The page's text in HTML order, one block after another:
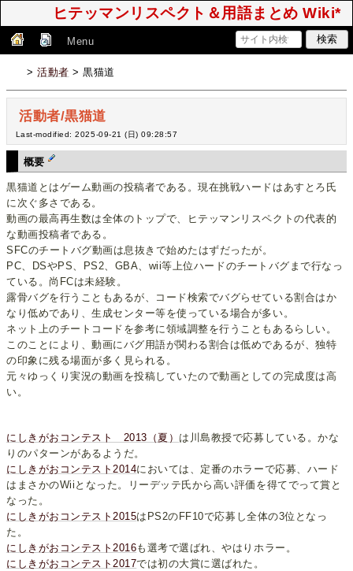
ヒテッマンリスペクト＆用語まとめ Wiki*
Menu
>活動者 > 黒猫道
活動者/黒猫道
Last-modified: 2025-09-21 (日) 09:28:57
概要
黒猫道とはゲーム動画の投稿者である。現在挑戦ハードはあすとろ氏
に次ぐ多さである。
動画の最高再生数は全体のトップで、ヒテッマンリスペクトの代表的
な動画投稿者である。
SFCのチートバグ動画は息抜きで始めたはずだったが。
PC、DSやPS、PS2、GBA、wii等上位ハードのチートバグまで行なっ
ている。尚FCは未経験。
露骨バグを行うこともあるが、コード検索でバグらせている割合はか
なり低めであり、生成センター等を使っている場合が多い。
ネット上のチートコードを参考に領域調整を行うこともあるらしい。
このことにより、動画にバグ用語が関わる割合は低めであるが、独特
の印象に残る場面が多く見られる。
元々ゆっくり実況の動画を投稿していたので動画としての完成度は高
い。
にしきがおコンテスト 2013（夏） は川島教授で応募している。かな
りのパターンがあるようだ。
にしきがおコンテスト2014においては、定番のホラーで応募、ハード
はまさかのWiiとなった。リーデッテ氏から高い評価を得てでって賞と
なった。
にしきがおコンテスト2015はPS2のFF10で応募し全体の3位となっ
た。
にしきがおコンテスト2016も選考で選ばれ、やはりホラー。
にしきがおコンテスト2017では初の大賞に選ばれた。